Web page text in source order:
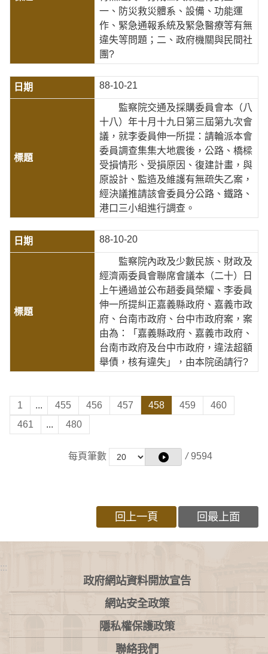
一、防災救災體系、設備、功能運
作、緊急通報系統及緊急醫療等有無
違失等問題；二、政府機關與民間社
團?
88-10-21
監察院交通及採購委員會本（八
十八）年十月十九日第三屆第九次會
議，就李委員伸一所提：請輪派本會
委員調查集集大地震後，公路、橋樑
受損情形、受損原因、復建計畫，與
原設計、監造及維護有無疏失乙案，
經決議推請該會委員分公路、鐵路、
港口三小組進行調查。
88-10-20
監察院內政及少數民族、財政及
經濟兩委員會聯席會議本（二十）日
上午通過並公布趙委員榮耀、李委員
伸一所提糾正嘉義縣政府、嘉義市政
府、台南市政府、台中市政府案，案
由為：「嘉義縣政府、嘉義市政府、
台南市政府及台中市政府，違法超額
舉債，核有違失」，由本院函請行?
1 ... 455 456 457 458 459
460
461
... 480
每頁筆數 / 9594
回上一頁 回最上面
:::
政府網站資料開放宣告
網站安全政策
隱私權保護政策
聯絡我們